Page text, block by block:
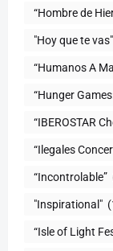
“Hombre de
"Hoy que te vas"
“Humanos A
“IBEROSTAR
“Ilegales
“Incontrolable”
"Inspirational"
“Isle of Light